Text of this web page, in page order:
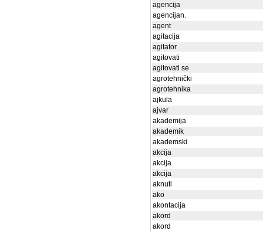
agencija
agencijan.
agent
agitacija
agitator
agitovati
agitovati se
agrotehnički
agrotehnika
ajkula
ajvar
akademija
akademik
akademski
akcija
akcija
akcija
aknuti
ako
akontacija
akord
akord